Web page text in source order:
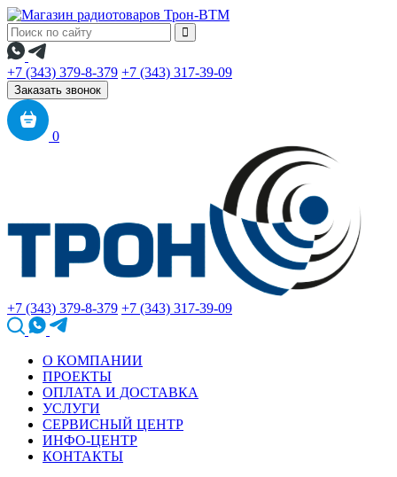
+7 (343) 379-8-379 +7 (343) 317-39-09
Заказать звонок
0
+7 (343) 379-8-379 +7 (343) 317-39-09
О КОМПАНИИ
ПРОЕКТЫ
ОПЛАТА И ДОСТАВКА
УСЛУГИ
СЕРВИСНЫЙ ЦЕНТР
ИНФО-ЦЕНТР
КОНТАКТЫ